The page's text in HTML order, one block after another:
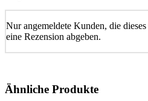
Nur angemeldete Kunden, die
eine Rezension abgeben.
Ähnliche Produkte